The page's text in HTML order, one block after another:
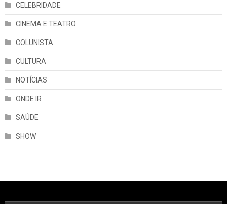
CELEBRIDADE
CINEMA E TEATRO
COLUNISTA
CULTURA
NOTÍCIAS
ONDE IR
SAÚDE
SHOW